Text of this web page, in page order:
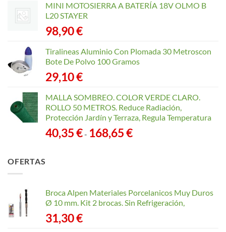
MINI MOTOSIERRA A BATERÍA 18V OLMO B
L20 STAYER
98,90€
Tiralineas Aluminio Con Plomada 30 Metroscon
Bote De Polvo 100 Gramos
29,10€
MALLA SOMBREO. COLOR VERDE CLARO.
ROLLO 50 METROS. Reduce Radiación,
Protección Jardín y Terraza, Regula Temperatura
40,35€- 168,65€Rango
168,65 €
OFERTAS
Broca Alpen Materiales Porcelanicos Muy Duros
Ø 10 mm. Kit 2 brocas. Sin Refrigeración,
31,30€